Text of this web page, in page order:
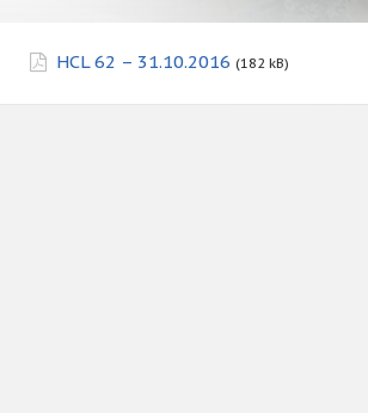
HCL 62 – 31.10.2016 (182 kB)